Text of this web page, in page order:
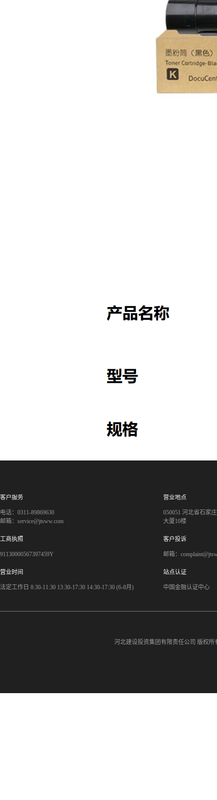
客户服务
电话：0311-89869630
邮箱：service@jtsww.com
营业地点
050051 河北省石家
大厦10楼
工商执照
91130000567397459Y
客户投诉
邮箱：
营业时间
法定工作日 8:30-11:30 13:30-17:30 14:30-17:30 (6-8月)
站点认证
中国金融认证中心
河北建设投资集团有限责任公司 版权所